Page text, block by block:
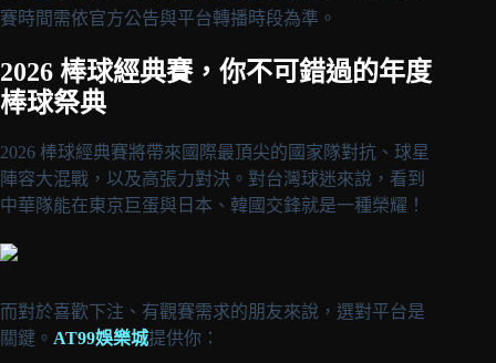
賽時間需依官方公告與平台轉播時段為準。
2026 棒球經典賽，你不可錯過的年度
棒球祭典
2026 棒球經典賽將帶來國際最頂尖的國家隊對抗、球星
陣容大混戰，以及高張力對決。對台灣球迷來說，看到
中華隊能在東京巨蛋與日本、韓國交鋒就是一種榮耀！
而對於喜歡下注、有觀賽需求的朋友來說，選對平台是
關鍵。 AT99娛樂城提供你：